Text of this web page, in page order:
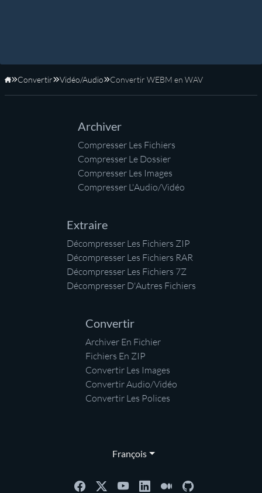
Accueil
Convertir Vidéo/Audio Convertir WEBM en WAV
Archiver
Compresser Les Fichiers
Compresser Le Dossier
Compresser Les Images
Compresser L'Audio/Vidéo
Extraire
Décompresser Les Fichiers ZIP
Décompresser Les Fichiers RAR
Décompresser Les Fichiers 7Z
Décompresser D'Autres Fichiers
Convertir
Archiver En Fichier
Fichiers En ZIP
Convertir Les Images
Convertir Audio/Vidéo
Convertir Les Polices
François